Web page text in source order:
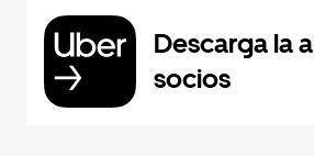
Descarga la
socios